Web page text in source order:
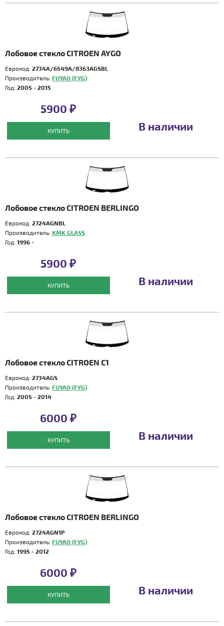
Лобовое стекло CITROEN AYGO
Еврокод: 2734A/6549A/8363AGSBL
Производитель: FUYAO (FYG)
Год: 2005 - 2015
5900 ₽
КУПИТЬ В наличии
Лобовое стекло CITROEN BERLINGO
Еврокод: 2724AGNBL
Производитель: KMK GLASS
Год: 1996 -
5900 ₽
КУПИТЬ В наличии
Лобовое стекло CITROEN C1
Еврокод: 2734AGS
Производитель: FUYAO (FYG)
Год: 2005 - 2014
6000 ₽
КУПИТЬ В наличии
Лобовое стекло CITROEN BERLINGO
Еврокод: 2724AGN1P
Производитель: FUYAO (FYG)
Год: 1995 - 2012
6000 ₽
КУПИТЬ В наличии